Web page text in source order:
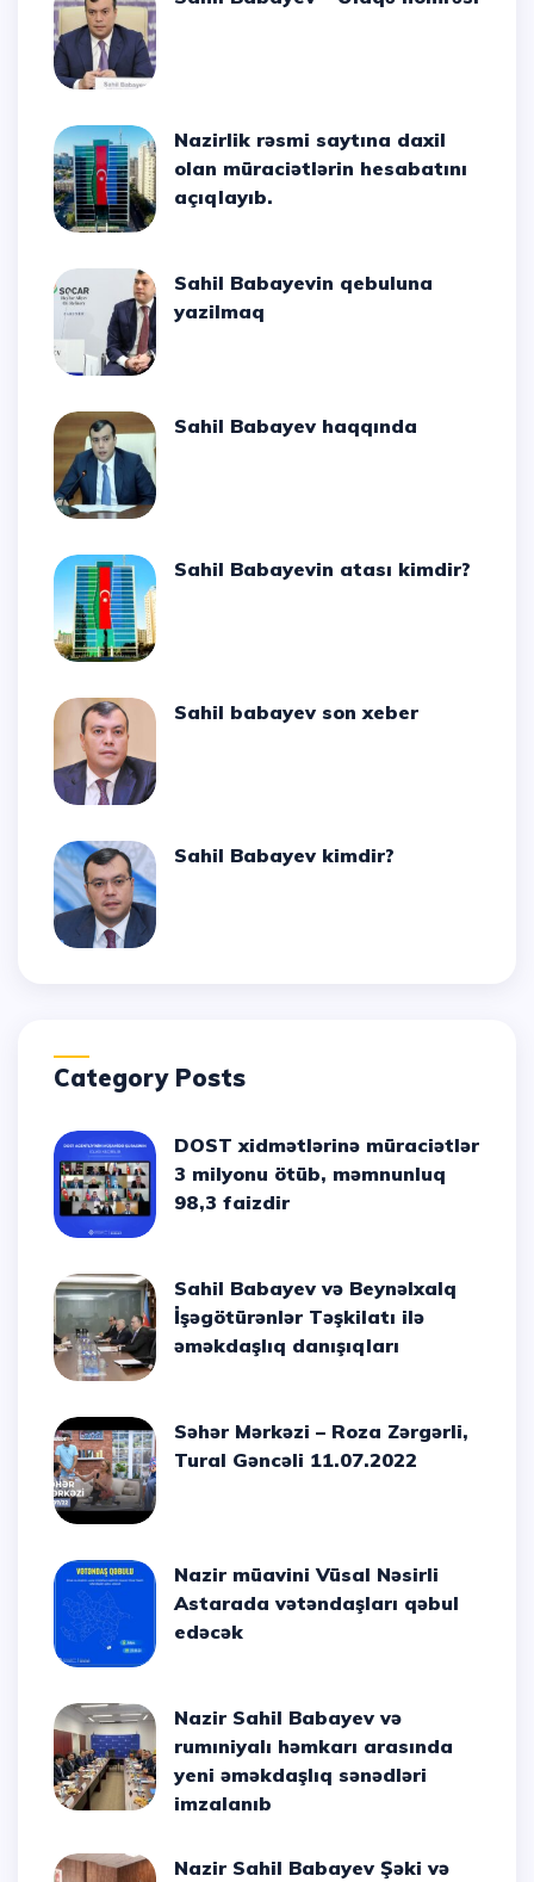
Nazirlik rəsmi saytına daxil
olan müraciətlərin hesabatını
açıqlayıb.
Sahil Babayevin qebuluna
yazilmaq
Sahil Babayev haqqında
Sahil Babayevin atası kimdir?
Sahil babayev son xeber
Sahil Babayev kimdir?
Category Posts
DOST xidmətlərinə müraciətlər
3 milyonu ötüb, məmnunluq
98,3 faizdir
Sahil Babayev və Beynəlxalq
İşəgötürənlər Təşkilatı ilə
əməkdaşlıq danışıqları
Səhər Mərkəzi – Roza Zərgərli,
Tural Gəncəli 11.07.2022
Nazir müavini Vüsal Nəsirli
Astarada vətəndaşları qəbul
edəcək
Nazir Sahil Babayev və
rumıniyalı həmkarı arasında
yeni əməkdaşlıq sənədləri
imzalanıb
Nazir Sahil Babayev Şəki və